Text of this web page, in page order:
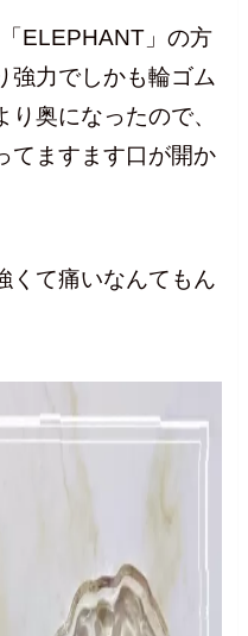
ELEPHANT」の方
強力でしかも輪ゴム
奥になったので、
てますます口が開か
くて痛いなんてもん